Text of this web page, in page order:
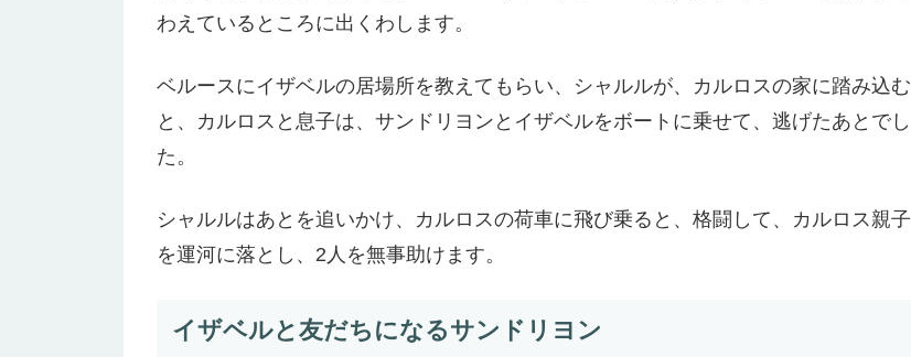
わえているところに出くわします。
ベルースにイザベルの居場所を教えてもらい、シャルルが、カルロスの家に踏み込む
と、カルロスと息子は、サンドリヨンとイザベルをボートに乗せて、逃げたあとでし
た。
シャルルはあとを追いかけ、カルロスの荷車に飛び乗ると、格闘して、カルロス親子
を運河に落とし、2人を無事助けます。
イザベルと友だちになるサンドリヨン